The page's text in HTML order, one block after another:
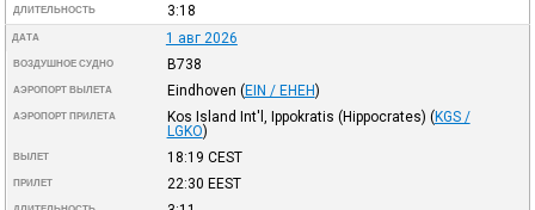
ДЛИТЕЛЬНОСТЬ 3:18
ДАТА 1 авг 2026
ВОЗДУШНОЕ СУДНО B738
АЭРОПОРТ ВЫЛЕТА Eindhoven (EIN / EHEH)
АЭРОПОРТ ПРИЛЕТА Kos Island Int'l, Ippokratis (Hippocrates) (KGS /
LGKO)
ВЫЛЕТ 18:19 CEST
ПРИЛЕТ 22:30 EEST